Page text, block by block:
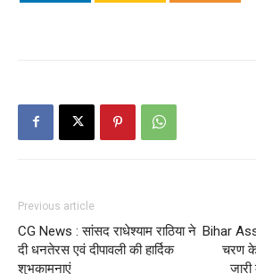
Previous article
CG News : सांसद राधेश्याम राठिया ने
दी धनतेरस एवं दीपावली की हार्दिक
शुभकामनाएं
Bihar
चरण